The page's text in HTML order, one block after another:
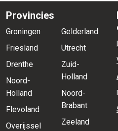
Provincies
Groningen
Friesland
Drenthe
Noord-
Holland
Flevoland
Overijssel
Gelderland
Utrecht
Zuid-
Holland
Noord-
Brabant
Zeeland